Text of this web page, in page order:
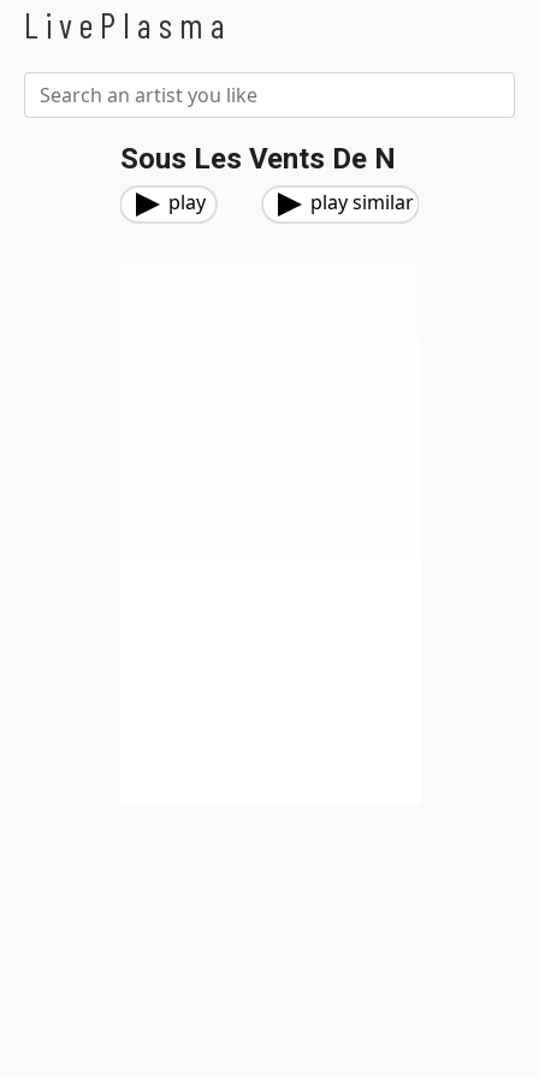
LivePlasma
Sous Les Vents De N
play play similar